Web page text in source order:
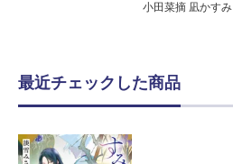
小田菜摘 凪かすみ
最近チェックした商品